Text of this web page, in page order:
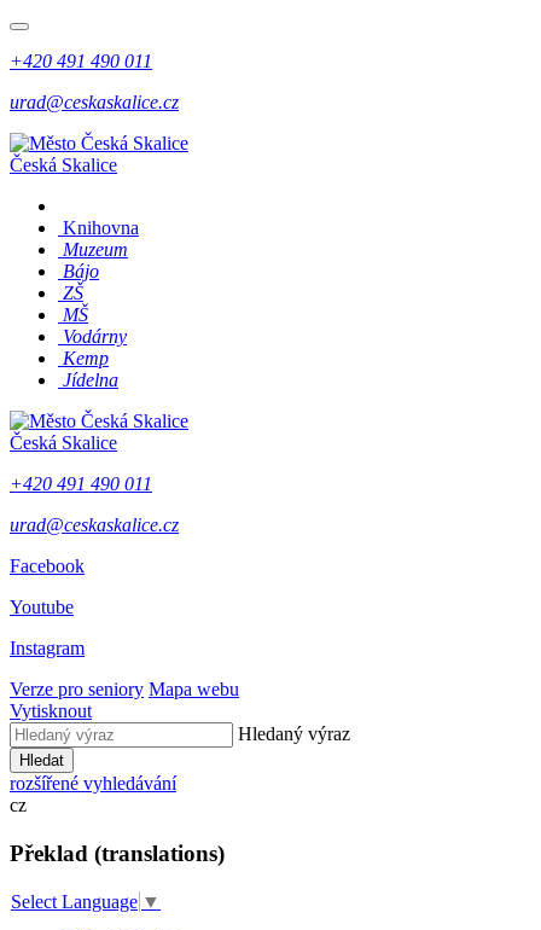
+420 491 490 011
urad@ceskaskalice.cz
Česká Skalice
Knihovna
Muzeum
Bájo
ZŠ
MŠ
Vodárny
Kemp
Jídelna
Česká Skalice
+420 491 490 011
urad@ceskaskalice.cz
Facebook
Youtube
Instagram
Verze pro seniory Mapa webu
Vytisknout
Hledaný výraz
Hledat
rozšířené vyhledávání
cz
Překlad (translations)
Select Language ▼